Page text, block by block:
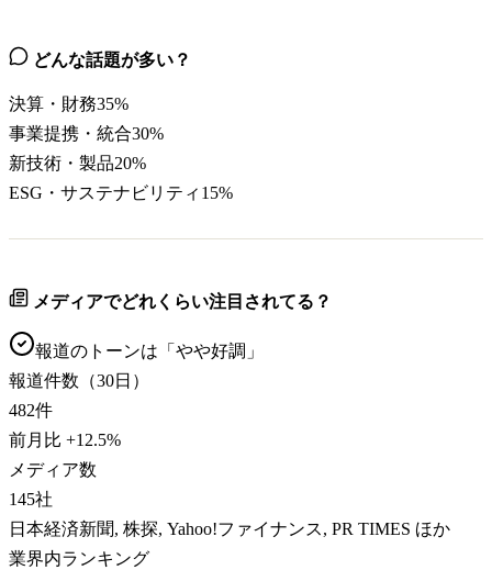
どんな話題が多い？
決算・財務35%
事業提携・統合30%
新技術・製品20%
ESG・サステナビリティ 15%
メディアでどれくらい注目されてる？
報道のトーンは「 やや好調 」
報道件数（30日）
482件
前月比 +12.5%
メディア数
145社
日本経済新聞, 株探, Yahoo!ファイナンス, PR TIMES ほか
業界内ランキング